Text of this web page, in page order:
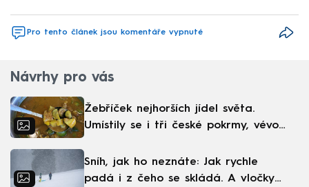
Pro tento článek jsou komentáře vypnuté
Návrhy pro vás
Žebříček nejhorších jídel světa.
Umístily se i tři české pokrmy, vévodí
Sníh, jak ho neznáte: Jak rychle
padá i z čeho se skládá. A vločky